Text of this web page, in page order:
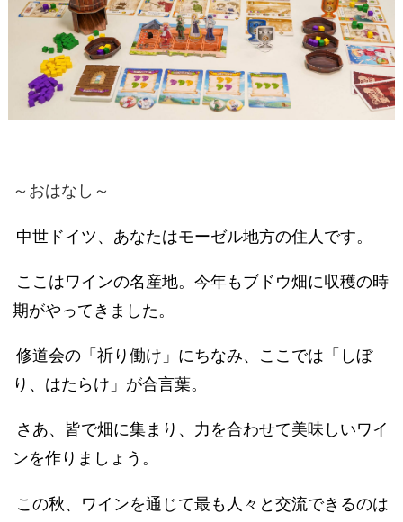
～おはなし～
中世ドイツ、あなたはモーゼル地方の住人です。
ここはワインの名産地。今年もブドウ畑に収穫の時
期がやってきました。
修道会の「祈り働け」にちなみ、ここでは「しぼ
り、はたらけ」が合言葉。
さあ、皆で畑に集まり、力を合わせて美味しいワイ
ンを作りましょう。
この秋、ワインを通じて最も人々と交流できるのは